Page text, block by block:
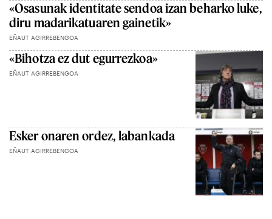
«Osasunak identitate sendoa izan beharko luke,
diru madarikatuaren gainetik»
EÑAUT AGIRREBENGOA
«Bihotza ez dut egurrezkoa»
EÑAUT AGIRREBENGOA
Esker onaren ordez, labankada
EÑAUT AGIRREBENGOA